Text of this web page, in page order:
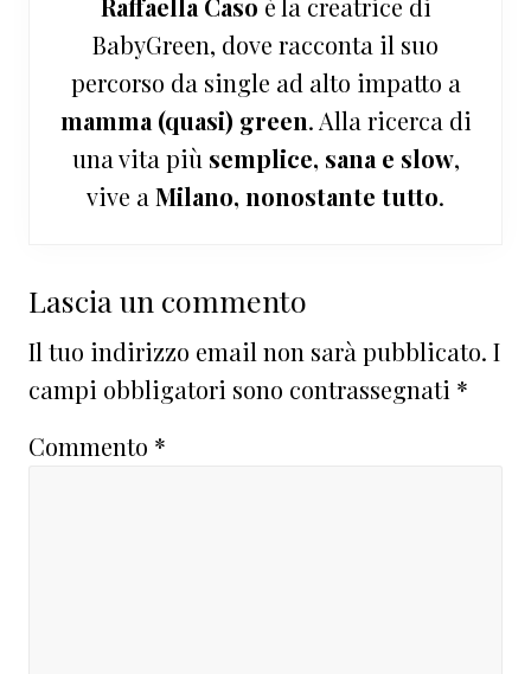
BabyGreen, dove racconta il suo
percorso da single ad alto impatto a
mamma (quasi) green. Alla ricerca di
una vita più semplice, sana e slow,
vive a Milano, nonostante tutto.
Interazioni
del
lettore
Lascia un commento
Il tuo indirizzo email non sarà pubblicato. I
campi obbligatori sono contrassegnati *
Commento *